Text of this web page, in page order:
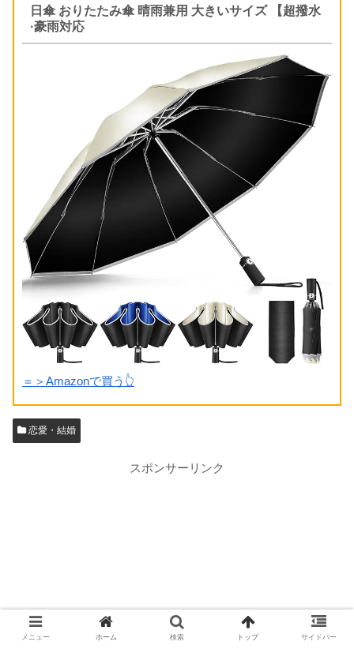
日傘 おりたたみ傘 晴雨兼用 大きいサイズ 【超撥水
·豪雨対応
＝＞Amazonで買う👆
恋愛・結婚
スポンサーリンク
メニュー ホーム 検索 トップ サイドバー